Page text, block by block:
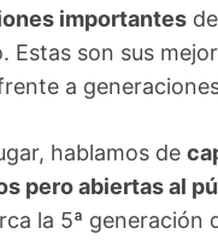
importantes
Estas son sus
a
hablamos de
pero abiertas al
la 5ª generación